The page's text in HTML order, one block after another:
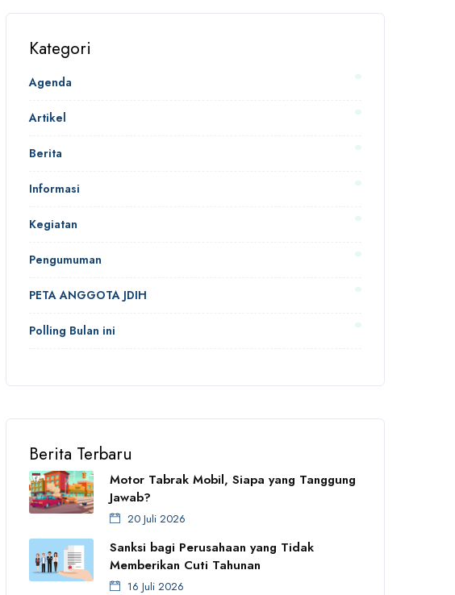
Kategori
Agenda
Artikel
Berita
Informasi
Kegiatan
Pengumuman
PETA ANGGOTA JDIH
Polling Bulan ini
Berita Terbaru
Motor Tabrak Mobil, Siapa yang Tanggung
Jawab?
20 Juli 2026
Sanksi bagi Perusahaan yang Tidak
Memberikan Cuti Tahunan
16 Juli 2026